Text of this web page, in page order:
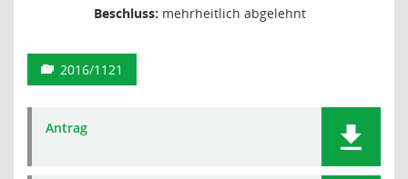
Beschluss: mehrheitlich abgelehnt
2016/1121
Antrag